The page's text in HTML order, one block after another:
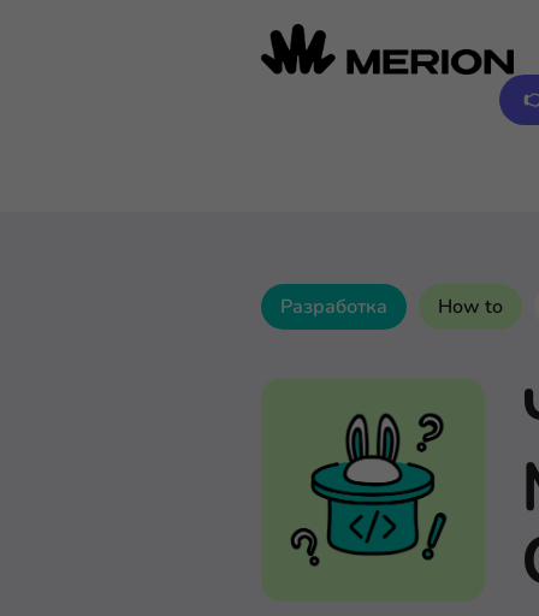
Разработка How to